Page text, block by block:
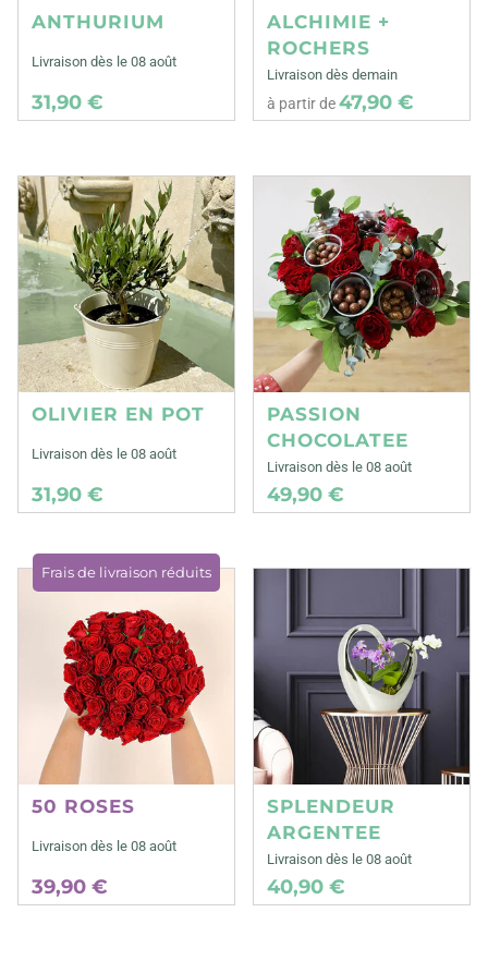
ANTHURIUM
Livraison dès le 08 août
31,90 €
ALCHIMIE +
ROCHERS
Livraison dès demain
à partir de47,90 €
OLIVIER EN POT
Livraison dès le 08 août
31,90 €
PASSION
CHOCOLATEE
Livraison dès le 08 août
49,90 €
Frais de livraison réduits
50 ROSES
Livraison dès le 08 août
39,90 €
SPLENDEUR
ARGENTEE
Livraison dès le 08 août
40,90 €